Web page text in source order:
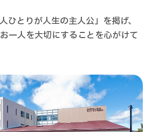
ひとりが人生の主人公」を掲げ、
一人を大切にすることを心がけて